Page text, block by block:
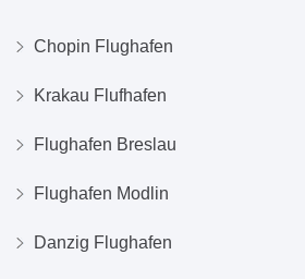
Chopin Flughafen
Krakau Flufhafen
Flughafen Breslau
Flughafen Modlin
Danzig Flughafen